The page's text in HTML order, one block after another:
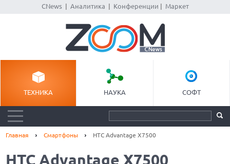
CNews| Аналитика Конференции Маркет
ТЕХНИКА НАУКА СОФТ
Главная Смартфоны HTC Advantage X7500
HTC Advantage X7500